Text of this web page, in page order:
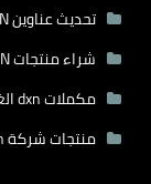
تحديث عناوين DXN
شراء منتجات DXN
مكملات dxn الغذائية
منتجات شركة dxn